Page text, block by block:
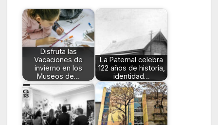
Disfruta las
Vacaciones de
invierno en los
Museos de…
La Paternal celebra
122 años de historia,
identidad…